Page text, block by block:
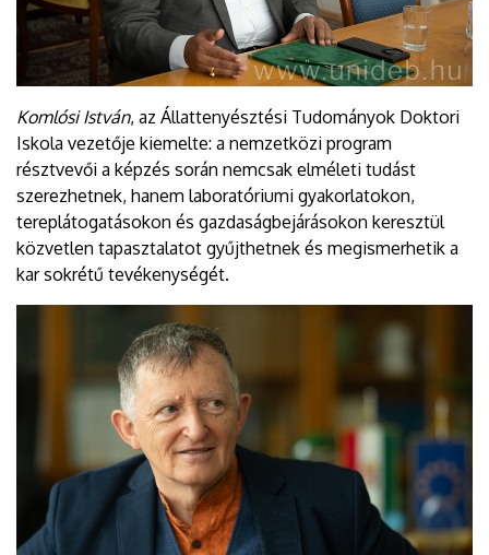
Komlósi István, az Állattenyésztési Tudományok Doktori
Iskola vezetője kiemelte: a nemzetközi program
résztvevői a képzés során nemcsak elméleti tudást
szerezhetnek, hanem laboratóriumi gyakorlatokon,
tereplátogatásokon és gazdaságbejárásokon keresztül
közvetlen tapasztalatot gyűjthetnek és megismerhetik a
kar sokrétű tevékenységét.